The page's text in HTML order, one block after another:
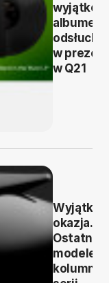
albumem
w
w Q21
okazja.
Ostatnie
modele
kolumn